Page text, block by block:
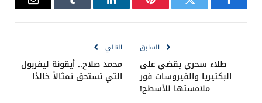
فيسبوك تويتر بينتيريستلينكدإن Tumblr
البريد
السابق
طلاء سحري يقضي على
البكتيريا والفيروسات فور
ملامستها للأسطح!
التالي
محمد صلاح.. أيقونة ليفربول
التي تستحق تمثالاً خالدًا